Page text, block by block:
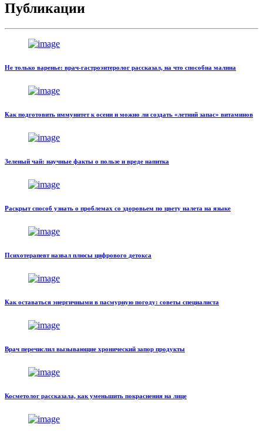
Публикации
Не только варенье: врач-гастроэнтеролог рассказал, на что способна малина
Как подготовить иммунитет к осени и можно ли создать «летний запас» витаминов
Зеленый чай: научные факты о пользе и вреде напитка
Раскрыт способ узнать о проблемах со здоровьем по цвету налета на языке
Психотерапевт назвал плюсы цифрового детокса
Как оставаться энергичными в пасмурную погоду: советы специалиста
Врач перечислил вызывающие хронический запор продукты
Косметолог рассказала, как уменьшить покраснения на лице